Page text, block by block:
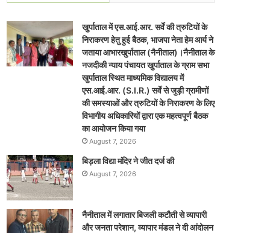
खुर्पाताल में एस.आई.आर. सर्वे की त्रुटियों के
निराकरण हेतु हुई बैठक, भाजपा नेता हेम आर्य ने
जताया आभारखुर्पाताल (नैनीताल)।नैनीताल के
नजदीकी न्याय पंचायत खुर्पाताल के ग्राम सभा
खुर्पाताल स्थित माध्यमिक विद्यालय में
एस.आई.आर. (S.I.R.) सर्वे से जुड़ी ग्रामीणों
की समस्याओं और त्रुटियों के निराकरण के लिए
विभागीय अधिकारियों द्वारा एक महत्वपूर्ण बैठक
का आयोजन किया गया
August 7, 2026
बिड़ला विद्या मंदिर ने जीत दर्ज की
August 7, 2026
नैनीताल में लगातार बिजली कटौती से व्यापारी
और जनता परेशान, व्यापार मंडल ने दी आंदोलन